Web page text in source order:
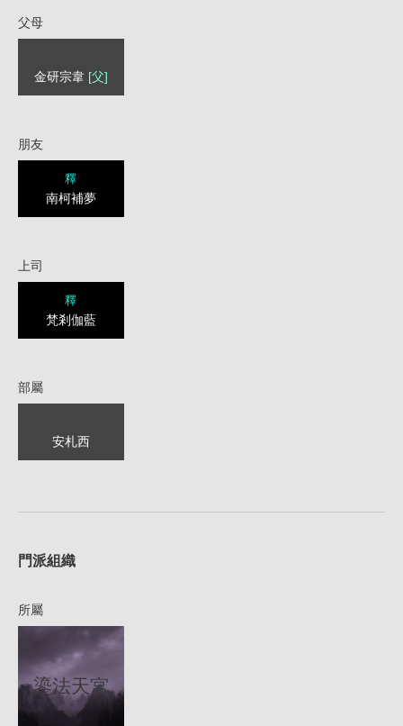
父母
金研宗韋 [父]
朋友
釋
南柯補夢
上司
釋
梵剎伽藍
部屬
安札西
門派組織
所屬
鎏法天宮